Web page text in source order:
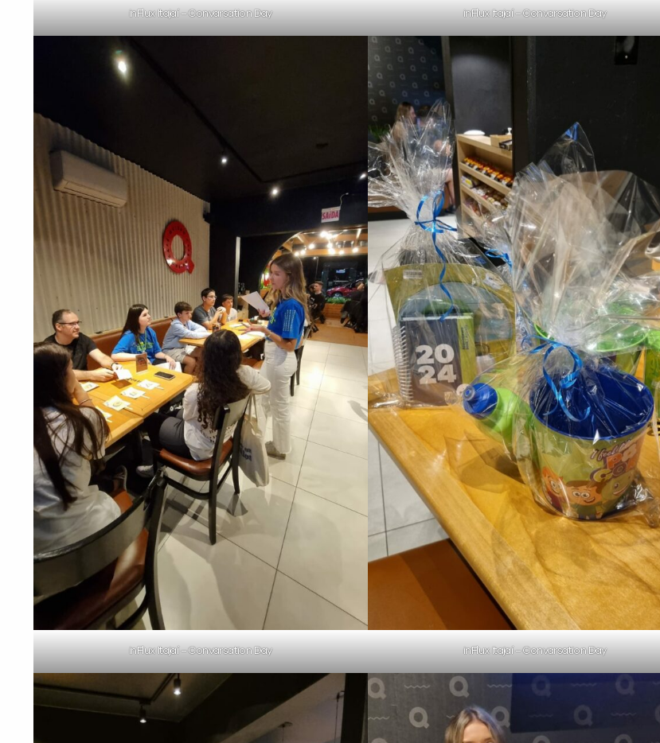
inFlux Itajaí – Convarsation Day inFlux Itajaí – Convarsation Day
inFlux Itajaí – Convarsation Day inFlux Itajaí – Convarsation Day